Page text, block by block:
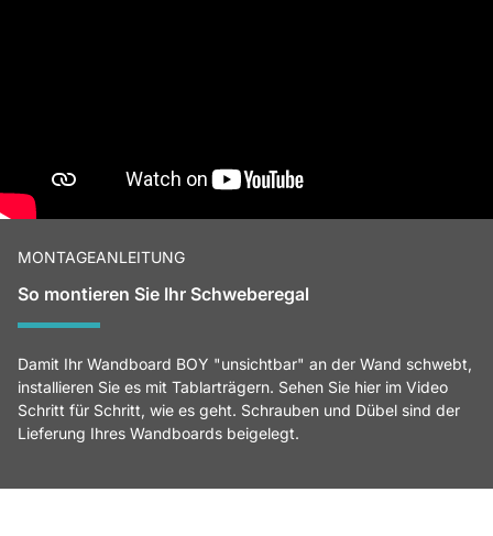
MONTAGEANLEITUNG
So montieren Sie Ihr Schweberegal
Damit Ihr Wandboard BOY "unsichtbar" an der Wand schwebt,
installieren Sie es mit Tablarträgern. Sehen Sie hier im Video
Schritt für Schritt, wie es geht. Schrauben und Dübel sind der
Lieferung Ihres Wandboards beigelegt.